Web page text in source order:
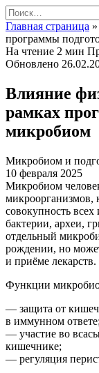
Перейти
к
содержанию
Search
for:
Главная страница »
программы
На чтение 2 мин
Обновлено
Влияние
рамках
микробиом
Микробиом и
10 февраля 2025
Микробиом
микроорганизмов,
совокупность
бактерии, археи,
отдельный
рождении, но
и приёме лекарств.
Функции
— защита от
в иммунном
— участие во
кишечнике;
— регуляция